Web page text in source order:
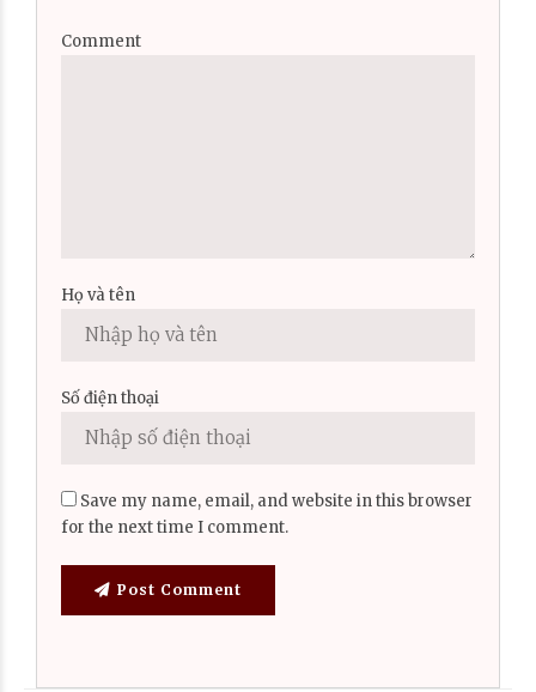
Comment
Họ và tên
Số điện thoại
Save my name, email, and website in this browser
for the next time I comment.
Post Comment